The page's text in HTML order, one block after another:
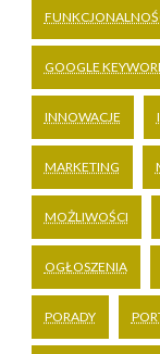
GOOGLE
INNOWACJE
MARKETING
MOŻLIWOŚCI
OGŁOSZENIA
PORADY